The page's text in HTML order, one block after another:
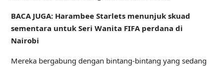
BACA JUGA: Harambee Starlets menunjuk skuad
sementara untuk Seri Wanita FIFA perdana di
Nairobi
Mereka bergabung dengan bintang-bintang yang sedang